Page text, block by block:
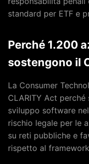
standard per ETF e
Perché 1.200
sostengono il
La Consumer
CLARITY Act
sviluppo software
rischio legale per le
su reti pubbliche e
rispetto al